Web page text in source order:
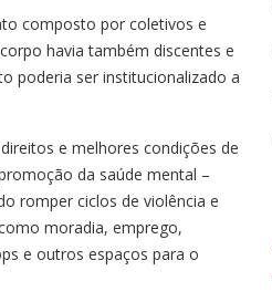
composto por coletivos e
havia também discentes e
poderia ser institucionalizado a
e melhores condições de
da saúde mental –
romper ciclos de violência e
moradia, emprego,
e outros espaços para o